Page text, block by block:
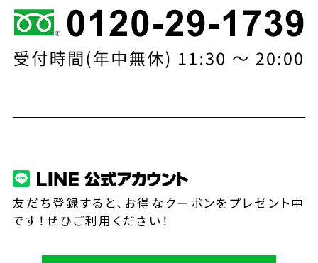
友だち登録すると、お得なクーポンをプレゼント中
です！ぜひご利用ください！